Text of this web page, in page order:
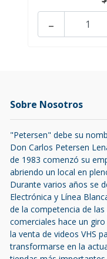
-
Sobre Nosotros
"Petersen" debe su
Don Carlos Petersen
de 1983 comenzó su
abriendo un local en
Durante varios años se
Electrónica y Línea
de la competencia de
comerciales hace un
la venta de videos VHS
transformarse en la